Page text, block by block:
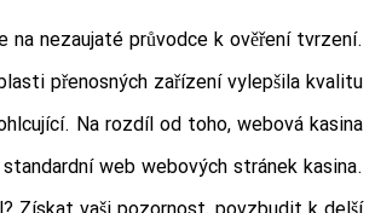
na nezaujaté průvodce k ověření tvrzení.
přenosných zařízení vylepšila kvalitu
Na rozdíl od toho, webová kasina
web webových stránek kasina.